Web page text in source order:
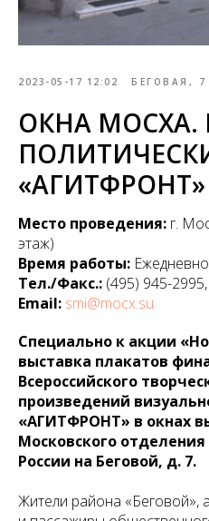
2023-05-17 12:02 БЕГОВАЯ, 7
ОКНА МОСХА.
«АГИТФРОНТ»
Место проведения: г.
этаж)
Время работы:
Тел./Факс.: (495) 945-
Email: smi@mocx.su
Специально к акции
выставка плакатов
Всероссийского
произведений
«АГИТФРОНТ» в окнах
Московского
России на Беговой, д. 7.
Жители района «Беговой»,